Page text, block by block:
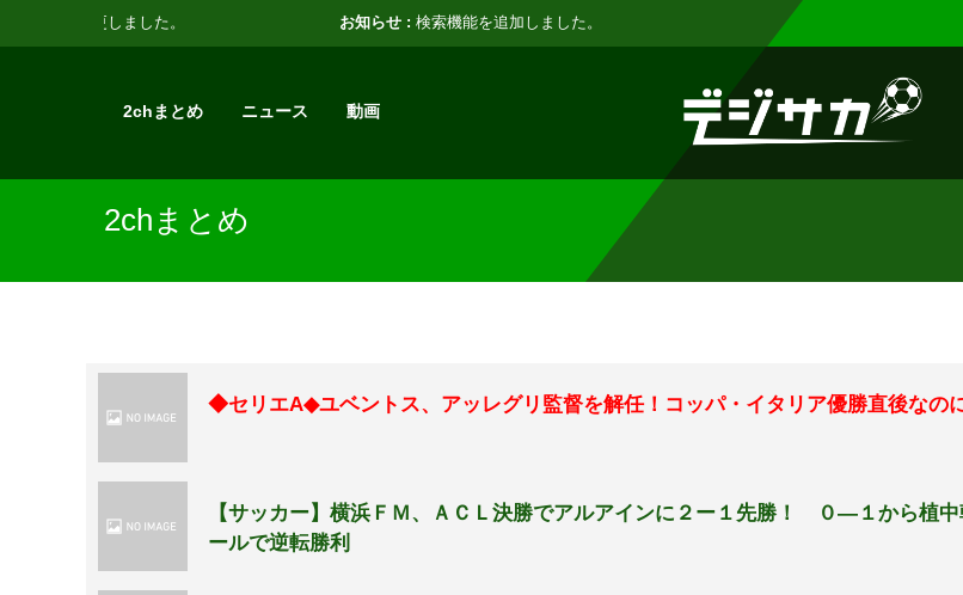
お知らせ : 検索機能を追加しました。 表示設定
2chまとめ ニュース 動画
2chまとめ
◆セリエA◆ユベントス、アッレグリ監督を解任！コッパ・イタリア優勝直後なの
【サッカー】横浜ＦＭ、ＡＣＬ決勝でアルアインに２ー１先勝！ ０―１から植
ールで逆転勝利